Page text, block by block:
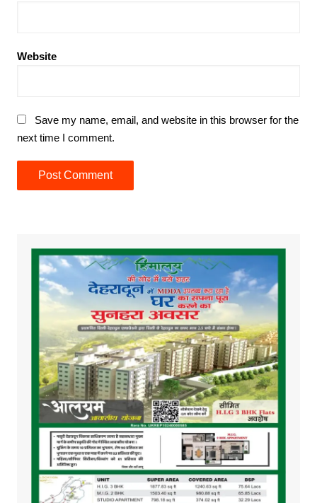
Website
Save my name, email, and website in this browser for the
next time I comment.